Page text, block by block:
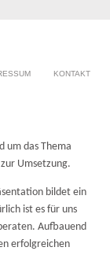
KONTAKT
um das Thema
Umsetzung.
bildet ein
ist es für uns
Aufbauend
erfolgreichen